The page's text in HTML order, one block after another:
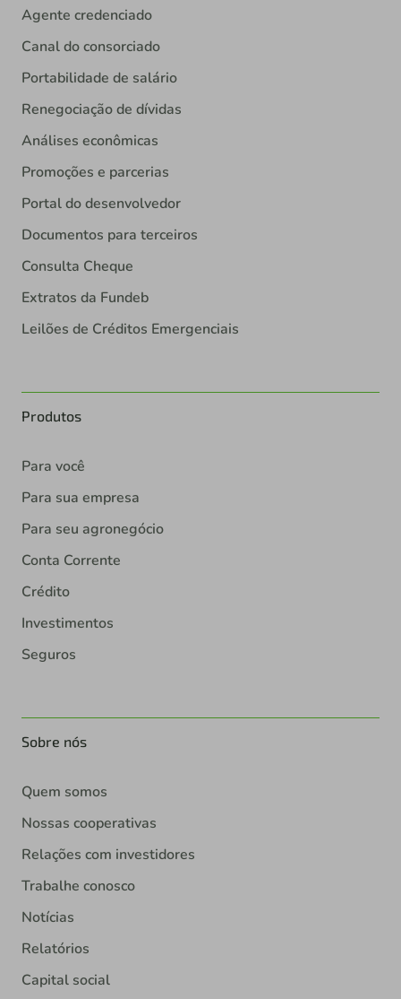
Agente credenciado
Canal do consorciado
Portabilidade de salário
Renegociação de dívidas
Análises econômicas
Promoções e parcerias
Portal do desenvolvedor
Documentos para terceiros
Consulta Cheque
Extratos da Fundeb
Leilões de Créditos Emergenciais
Produtos
Para você
Para sua empresa
Para seu agronegócio
Conta Corrente
Crédito
Investimentos
Seguros
Sobre nós
Quem somos
Nossas cooperativas
Relações com investidores
Trabalhe conosco
Notícias
Relatórios
Capital social